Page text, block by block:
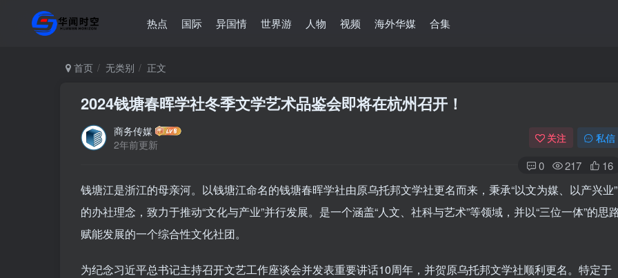
热点 国际 异国情 世界游 人物 视频 海外华媒 合集
首页 无类别 正文
2024钱塘春晖学社冬季文学艺术品鉴会即将在杭州召开！
商务传媒
2年前更新
关注 私信
0 217 16
钱塘江是浙江的母亲河。以钱塘江命名的钱塘春晖学社由原乌托邦文学社更名而来，秉承“以文为媒、以产兴业”
的办社理念，致力于推动“文化与产业”并行发展。是一个涵盖“人文、社科与艺术”等领域，并以“三位一体”的思
赋能发展的一个综合性文化社团。
为纪念习近平总书记主持召开文艺工作座谈会并发表重要讲话10周年，并贺原乌托邦文学社顺利更名。特定于